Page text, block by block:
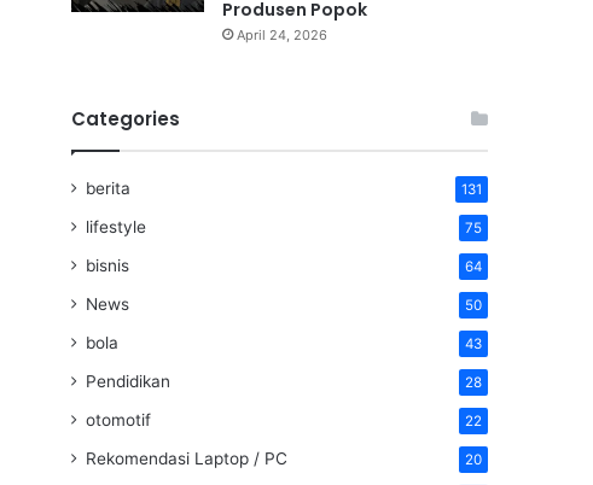
Produsen Popok
April 24, 2026
Categories
berita 131
lifestyle 75
bisnis 64
News 50
bola 43
Pendidikan 28
otomotif 22
Rekomendasi Laptop / PC 20